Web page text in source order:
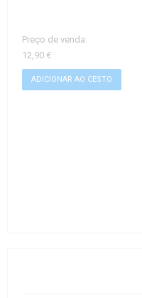
Preço de venda:
12,90 €